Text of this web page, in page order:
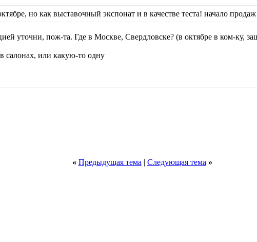
но как выставочный экспонат и в качестве теста! начало
уточни, пож-та. Где в Москве, Свердловске? (в октябре в ком-ку,
салонах, или какую-то одну
« Предыдущая тема | Следующая тема »